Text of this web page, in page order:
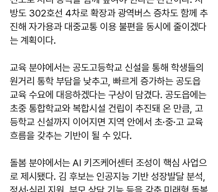
방도 302호선 4차로 확장과 광역버스 증차도 함께 추
진해 자가용과 대중교통 이용 불편을 동시에 줄이겠다
는 계획이다.
교육 분야에서는 공도고등학교 신설을 통해 학생들의
원거리 통학 부담을 낮추고, 빠르게 증가하는 공도읍
교육 수요에 대응하겠다는 구상이 담겼다. 공도읍에는
초중 통합학교와 복합시설 건립이 추진돼 온 만큼, 고
등학교 신설까지 이어지면 지역 안에서 초·중·고 교육
흐름을 갖추는 기반이 될 수 있다.
돌봄 분야에서는 AI 키즈케어센터 조성이 핵심 사업으
로 제시됐다. 김 후보는 인공지능 기반 성장발달 분석,